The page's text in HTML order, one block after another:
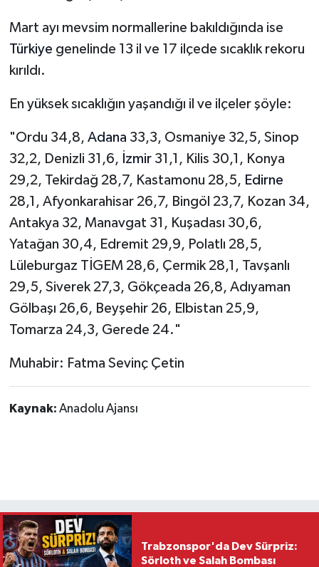
Mart ayı mevsim normallerine bakıldığında ise
Türkiye genelinde 13 il ve 17 ilçede sıcaklık rekoru
kırıldı.
En yüksek sıcaklığın yaşandığı il ve ilçeler şöyle:
"Ordu 34,8, Adana 33,3, Osmaniye 32,5, Sinop
32,2, Denizli 31,6, İzmir31,1, Kilis 30,1, Konya
29,2, Tekirdağ 28,7, Kastamonu 28,5, Edirne
28,1, Afyonkarahisar 26,7, Bingöl 23,7, Kozan 34,
Antakya 32, Manavgat 31, Kuşadası 30,6,
Yatağan 30,4, Edremit 29,9, Polatlı 28,5,
Lüleburgaz TİGEM 28,6, Çermik 28,1, Tavşanlı
29,5, Siverek 27,3, Gökçeada 26,8, Adıyaman
Gölbaşı 26,6, Beyşehir 26, Elbistan 25,9,
Tomarza 24,3, Gerede 24."
Muhabir: Fatma Sevinç Çetin
Kaynak: Anadolu Ajansı
Trabzonspor'da Dev Sürpriz:
Sörloth ve Salah Bombası